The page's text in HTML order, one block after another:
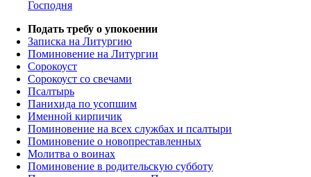
Господня
Подать требу о упокоении
Записка на Литургию
Поминовение на Литургии
Сорокоуст
Сорокоуст со свечами
Псалтырь
Панихида по усопшим
Именной кирпичик
Поминовение на всех службах и псалтыри
Поминовение о новопреставленных
Молитва о воинах
Поминовение в родительскую субботу